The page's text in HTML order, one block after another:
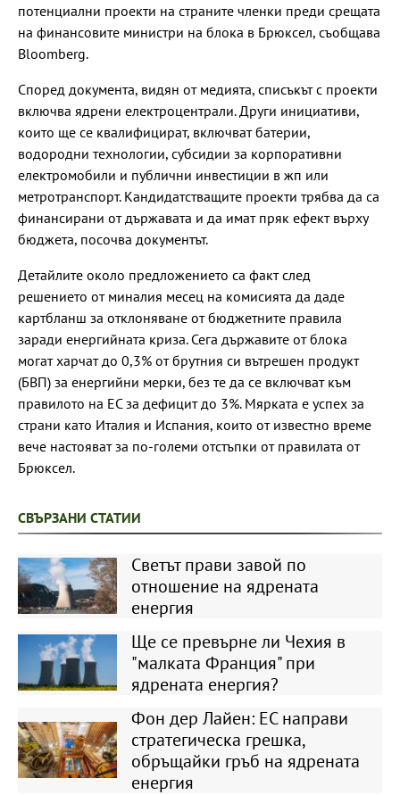
потенциални проекти на страните членки преди срещата
на финансовите министри на блока в Брюксел, съобщава
Bloomberg.
Според документа, видян от медията, списъкът с проекти
включва ядрени електроцентрали. Други инициативи,
които ще се квалифицират, включват батерии,
водородни технологии, субсидии за корпоративни
електромобили и публични инвестиции в жп или
метротранспорт. Кандидатстващите проекти трябва да са
финансирани от държавата и да имат пряк ефект върху
бюджета, посочва документът.
Детайлите около предложението са факт след
решението от миналия месец на комисията да даде
картбланш за отклоняване от бюджетните правила
заради енергийната криза. Сега държавите от блока
могат харчат до 0,3% от брутния си вътрешен продукт
(БВП) за енергийни мерки, без те да се включват към
правилото на ЕС за дефицит до 3%. Мярката е успех за
страни като Италия и Испания, които от известно време
вече настояват за по-големи отстъпки от правилата от
Брюксел.
СВЪРЗАНИ СТАТИИ
Светът прави завой по
отношение на ядрената
енергия
Ще се превърне ли Чехия в
"малката Франция" при
ядрената енергия?
Фон дер Лайен: ЕС направи
стратегическа грешка,
обръщайки гръб на ядрената
енергия